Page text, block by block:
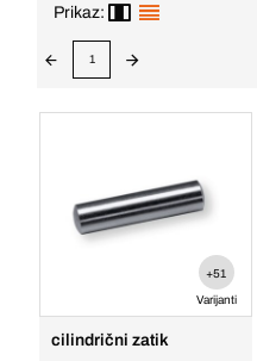
Prikaz:
1
+51
Varijanti
cilindrični zatik